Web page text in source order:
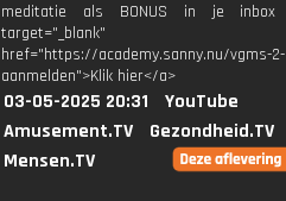
meditatie als BONUS in je
target="_blank"
href="https://academy.sanny.nu/vgms-2-
aanmelden">Klik hier</a>
03-05-2025 20:31
YouTube
Amusement.TV
Gezondheid.TV
Mensen.TV